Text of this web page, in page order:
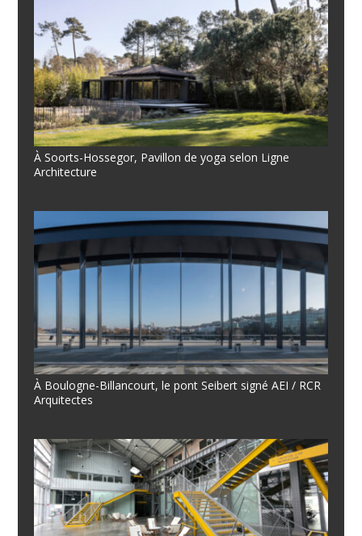
À Soorts-Hossegor, Pavillon de yoga selon Ligne
Architecture
À Boulogne-Billancourt, le pont Seibert signé AEI / RCR
Arquitectes